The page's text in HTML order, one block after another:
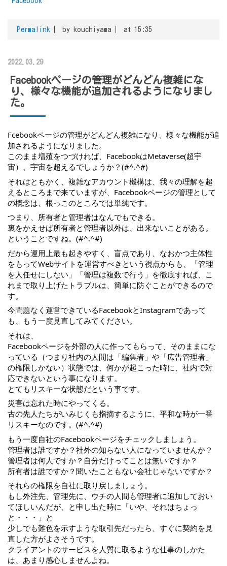
Permalink by kouchiyama at 15:35
2022.03.29
Facebookページの管理がどんどん複雑にな
り、様々な機能が追加されるようになりまし
た。
Fcebookページの管理がどんどん複雑になり、様々な機能が追
加されるようになりました。
このまま増殖をつづければ、FacebookはMetaverse(超宇
宙）、宇宙を超えるでしょうか？(#^.^#)
それはともかく、複雑なアカウント機構は、我々の理解を超
えるところまで来ていますが、Facebookページの管理として
の概念は、根っこのところでは単純です。
つまり、所有者と管理者はなんでもできる。
裏をかえせば所有者と管理者以外は、出来ないことがある。
ということですね。(#^.^#)
だから運用上最も起きやすく、盲点であり、なおかつ主体性
をもってWebサイトを運営すべきという視点からも、「管理
を人任せにしない」「管理は複数で行う」を徹底すれば、こ
れまで取り上げたトラブルは、簡単に防ぐことができるので
す。
今問題なく運営できているFacebookとInstagramであって
も、もう一度見直してみてください。
それは、
Facebookページを外部の人に作ってもらって、そのままにな
っている（つまり社内の人間は「編集者」や「広告管理者」
の権限しかない）状態では、何かが起こった時に、社内で対
応できないという事になります。
とてもリスキーな状態だという事です。
災害は忘れた時にやってくる。
古の先人たちがいみじくも指摘するように、平和な時が一番
リスキーなのです。(#^.^#)
もう一度自社のFacebookページをチェックしましょう。
管理者は誰ですか？社外の知らない人になっていませんか？
管理者は何人ですか？自分だけってことは無いですか？
所有者は誰ですか？聞いたこともない会社じゃないですか？
それらの権限を自社に取り戻しましょう。
もし外注先、管理先に、ウチの人間も管理者に追加しておい
てほしいんだが、と申し出た時に「いや、それはちょっ
と・・・」と
少しでも難色を示すような取引先だったら、すぐに契約を見
直した方がよさそうです。
クライアントのサービスを人質に取るような仕事のしかた
は、あまり感心しませんよね。